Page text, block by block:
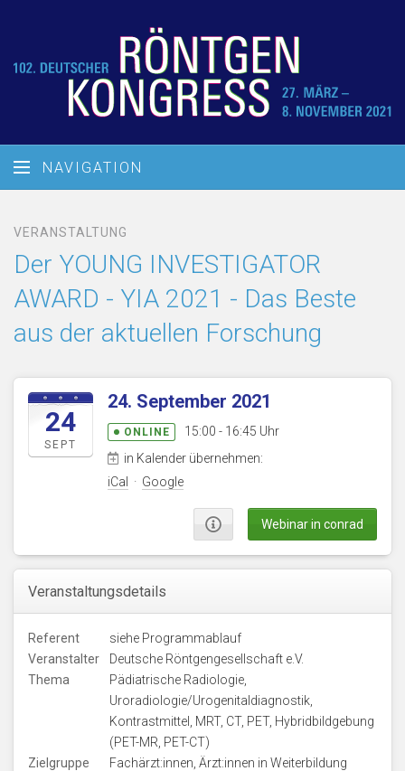
NAVIGATION
VERANSTALTUNG
Der YOUNG INVESTIGATOR
AWARD - YIA 2021 - Das Beste
aus der aktuellen Forschung
24
SEPT
24. September 2021
ONLINE
15:00 - 16:45 Uhr
in Kalender übernehmen:
iCal
· Google
Webinar in conrad
Veranstaltungsdetails
Referent
siehe Programmablauf
Veranstalter
Deutsche Röntgengesellschaft e.V.
Thema
Pädiatrische Radiologie,
Uroradiologie/Urogenitaldiagnostik,
Kontrastmittel, MRT, CT, PET, Hybridbildgebung
(PET-MR, PET-CT)
Zielgruppe
Fachärzt:innen, Ärzt:innen in Weiterbildung